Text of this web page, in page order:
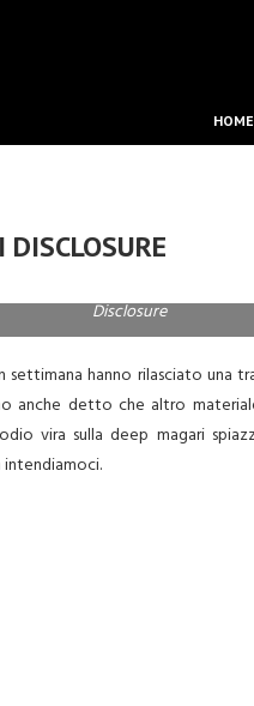
HOME
DISCLOSURE
Disclosure
hanno rilasciato una
anche detto che altro
vira sulla deep magari